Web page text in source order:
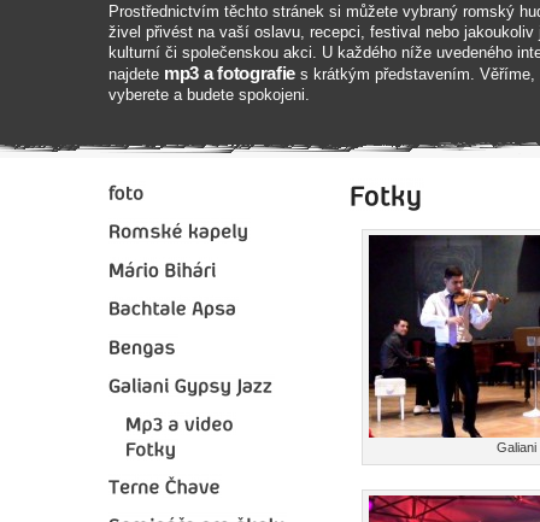
Prostřednictvím těchto stránek si můžete vybraný romský
živel přivést na vaší oslavu, recepci, festival nebo jakoukoliv
kulturní či společenskou akci. U každého níže uvedeného
najdete mp3 a fotografie s krátkým představením. Věříme,
vyberete a budete spokojeni.